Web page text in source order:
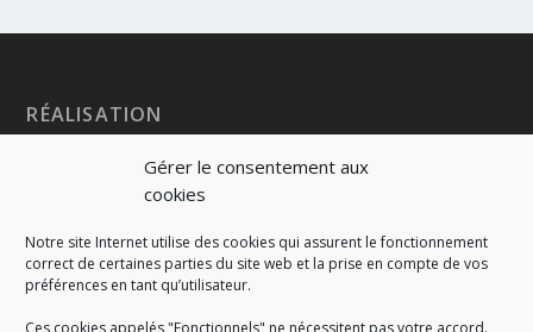
Gérer le consentement aux
cookies
Notre site Internet utilise des cookies qui assurent le fonctionnement
correct de certaines parties du site web et la prise en compte de vos
préférences en tant qu’utilisateur.
RÉALISATION